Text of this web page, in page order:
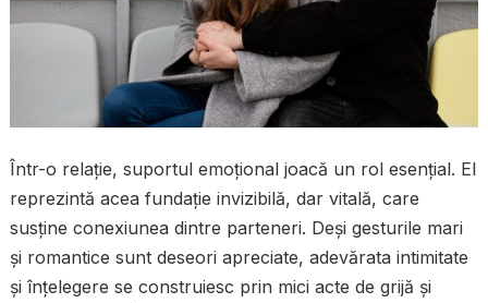
Într-o relație, suportul emoțional joacă un rol esențial. El
reprezintă acea fundație invizibilă, dar vitală, care
susține conexiunea dintre parteneri. Deși gesturile mari
și romantice sunt deseori apreciate, adevărata intimitate
și înțelegere se construiesc prin mici acte de grijă și